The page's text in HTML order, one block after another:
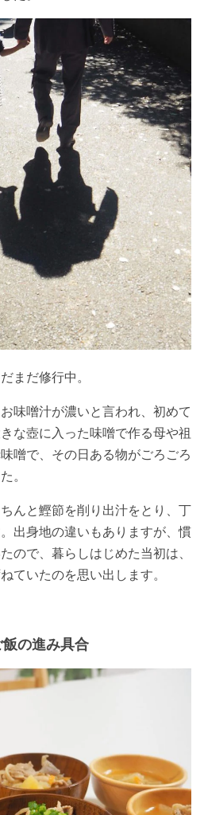
まだ修行中。
味噌汁が濃いと言われ、初めて
な壺に入った味噌で作る母や祖
噌で、その日ある物がごろごろ
。
んと鰹節を削り出汁をとり、丁
出身地の違いもありますが、慣
ので、暮らしはじめた当初は、
ていたのを思い出します。
の進み具合